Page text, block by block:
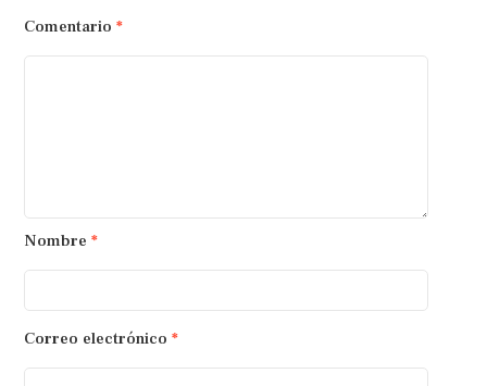
Comentario *
Nombre *
Correo electrónico *